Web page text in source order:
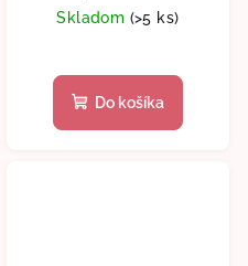
Skladom (>5 ks)
Do košíka